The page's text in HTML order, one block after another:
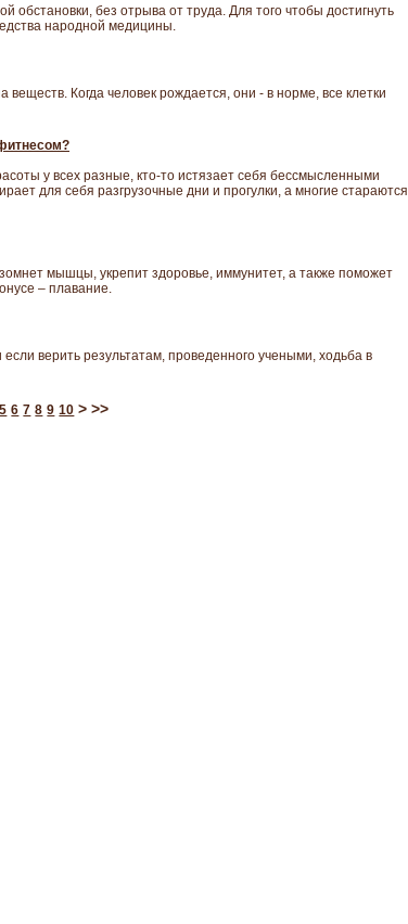
без отрыва от труда. Для того чтобы достигнуть
народной медицины.
Когда человек рождается, они - в норме, все клетки
у всех разные, кто-то истязает себя бессмысленными
для себя разгрузочные дни и прогулки, а многие стараются
мышцы, укрепит здоровье, иммунитет, а также поможет
– плавание.
верить результатам, проведенного учеными, ходьба в
5 6 7 8 9 10 >>>